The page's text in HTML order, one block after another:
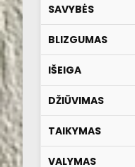
SAVYBĖS
BLIZGUMAS
IŠEIGA
DŽIŪVIMAS
TAIKYMAS
VALYMAS